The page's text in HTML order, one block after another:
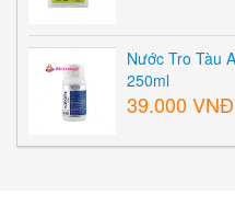
Nước Tro Tàu
250ml
39.000 VNĐ